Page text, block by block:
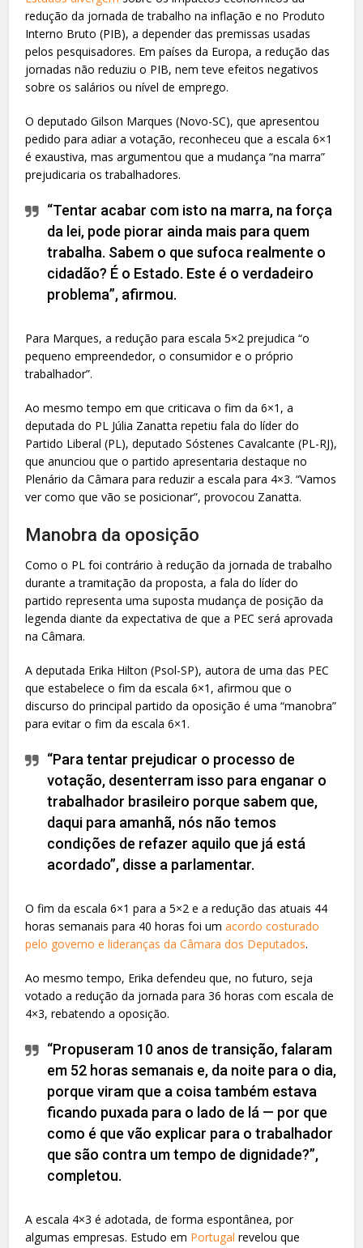
redução da jornada de trabalho na inflação e no Produto
Interno Bruto (PIB), a depender das premissas usadas
pelos pesquisadores. Em países da Europa, a redução das
jornadas não reduziu o PIB, nem teve efeitos negativos
sobre os salários ou nível de emprego.
O deputado Gilson Marques (Novo-SC), que apresentou
pedido para adiar a votação, reconheceu que a escala 6×1
é exaustiva, mas argumentou que a mudança “na marra”
prejudicaria os trabalhadores.
“Tentar acabar com isto na marra, na força
da lei, pode piorar ainda mais para quem
trabalha. Sabem o que sufoca realmente o
cidadão? É o Estado. Este é o verdadeiro
problema”, afirmou.
Para Marques, a redução para escala 5×2 prejudica “o
pequeno empreendedor, o consumidor e o próprio
trabalhador”.
Ao mesmo tempo em que criticava o fim da 6×1, a
deputada do PL Júlia Zanatta repetiu fala do líder do
Partido Liberal (PL), deputado Sóstenes Cavalcante (PL-RJ),
que anunciou que o partido apresentaria destaque no
Plenário da Câmara para reduzir a escala para 4×3. “Vamos
ver como que vão se posicionar”, provocou Zanatta.
Manobra da oposição
Como o PL foi contrário à redução da jornada de trabalho
durante a tramitação da proposta, a fala do líder do
partido representa uma suposta mudança de posição da
legenda diante da expectativa de que a PEC será aprovada
na Câmara.
A deputada Erika Hilton (Psol-SP), autora de uma das PEC
que estabelece o fim da escala 6×1, afirmou que o
discurso do principal partido da oposição é uma “manobra”
para evitar o fim da escala 6×1.
“Para tentar prejudicar o processo de
votação, desenterram isso para enganar o
trabalhador brasileiro porque sabem que,
daqui para amanhã, nós não temos
condições de refazer aquilo que já está
acordado”, disse a parlamentar.
O fim da escala 6×1 para a 5×2 e a redução das atuais 44
horas semanais para 40 horas foi umacordo costurado
pelo governo e lideranças da Câmara dos Deputados.
Ao mesmo tempo, Erika defendeu que, no futuro, seja
votado a redução da jornada para 36 horas com escala de
4×3, rebatendo a oposição.
“Propuseram 10 anos de transição, falaram
em 52 horas semanais e, da noite para o dia,
porque viram que a coisa também estava
ficando puxada para o lado de lá — por que
como é que vão explicar para o trabalhador
que são contra um tempo de dignidade?”,
completou.
A escala 4×3 é adotada, de forma espontânea, por
algumas empresas. Estudo em Portugal revelou que